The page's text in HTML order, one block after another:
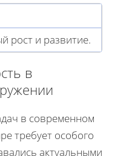
рост и развитие.
в
в современном
требует особого
актуальными